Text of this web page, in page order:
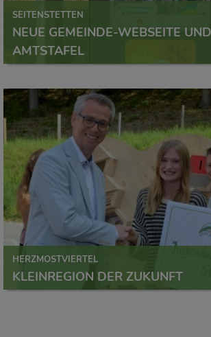
SEITENSTETTEN
NEUE GEMEINDE-WEBSEITE
AMTSTAFEL
HERZMOSTVIERTEL
KLEINREGION DER ZUKUNFT